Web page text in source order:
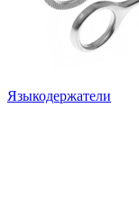
Языкодержатели